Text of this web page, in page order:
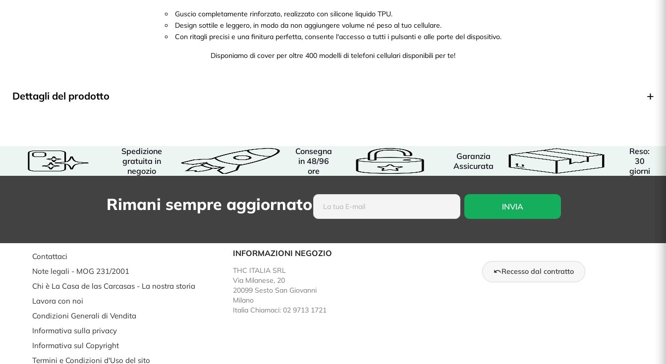
Guscio completamente rinforzato, realizzato con silicone liquido TPU.
Design sottile e leggero, in modo da non aggiungere volume né peso al tuo cellulare.
Con ritagli precisi e una finitura perfetta, consente l'accesso a tutti i pulsanti e alle porte del dispositivo.
Disponiamo di cover per oltre 400 modelli di telefoni cellulari disponibili per te!
Dettagli del prodotto
Spedizione
gratuita in
negozio
Consegna
in 48/96
ore
Garanzia
Assicurata
Reso:
30
giorni
Rimani sempre aggiornato
Contattaci
Note legali - MOG 231/2001
Chi è La Casa de las Carcasas - La nostra storia
Lavora con noi
Condizioni Generali di Vendita
Informativa sulla privacy
Informativa sul Copyright
Termini e Condizioni d'Uso del sito
INFORMAZIONI NEGOZIO
THC ITALIA SRL
Via Milanese, 20
20099 Sesto San Giovanni
Milano
Italia Chiamaci: 02 9713 1721
Recesso dal contratto